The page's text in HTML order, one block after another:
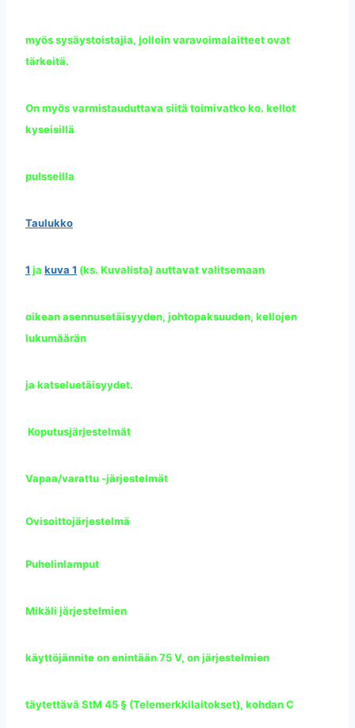
myös sysäystoistajia, jolloin varavoimalaitteet ovat
tärkeitä.
On myös varmistauduttava siitä toimivatko ko. kellot
kyseisillä
pulsseilla
Taulukko
1 ja kuva 1 (ks. Kuvalista) auttavat valitsemaan
oikean asennusetäisyyden, johtopaksuuden, kellojen
lukumäärän
ja katseluetäisyydet.
Koputusjärjestelmät
Vapaa/varattu -järjestelmät
Ovisoittojärjestelmä
Puhelinlamput
Mikäli järjestelmien
käyttöjännite on enintään 75 V, on järjestelmien
täytettävä StM 45 § (Telemerkkilaitokset), kohdan C